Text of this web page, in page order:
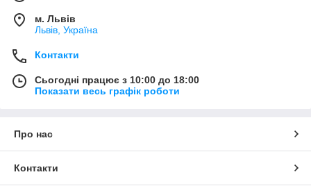
м. Львів
Львів, Україна
Контакти
Сьогодні працює з 10:00 до 18:00
Показати весь графік роботи
Про нас
Контакти